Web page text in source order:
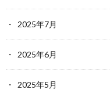
2025年7月
2025年6月
2025年5月